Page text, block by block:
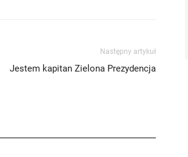
Następny artykuł
Jestem kapitan Zielona Prezydencja